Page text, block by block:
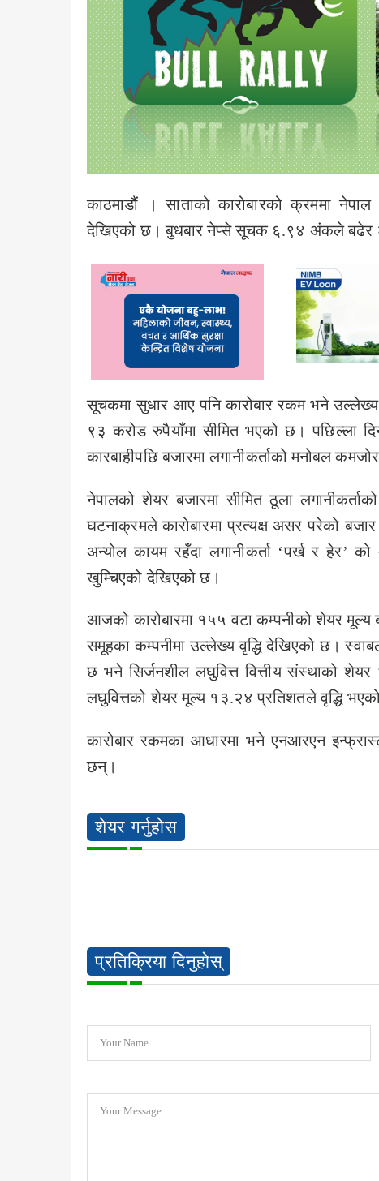
काठमाडौं । साताको कारोबारको क्रममा
देखिएको छ। बुधबार नेप्से सूचक ६.९४ अंकले बढेर
सूचकमा सुधार आए पनि कारोबार रकम भने
९३ करोड रुपैयाँमा सीमित भएको छ। पछिल्ला
कारबाहीपछि बजारमा लगानीकर्ताको मनोबल
नेपालको शेयर बजारमा सीमित ठूला
घटनाक्रमले कारोबारमा प्रत्यक्ष असर परेको
अन्योल कायम रहँदा लगानीकर्ता ‘पर्ख र हेर’
खुम्चिएको देखिएको छ।
आजको कारोबारमा १५५ वटा कम्पनीको शेयर
समूहका कम्पनीमा उल्लेख्य वृद्धि देखिएको छ।
छ भने सिर्जनशील लघुवित्त वित्तीय संस्थाको
लघुवित्तको शेयर मूल्य १३.२४ प्रतिशतले वृद्धि
कारोबार रकमका आधारमा भने एनआरएन
छन्।
शेयर गर्नुहोस
प्रतिक्रिया दिनुहोस्
Your Name
Your Message